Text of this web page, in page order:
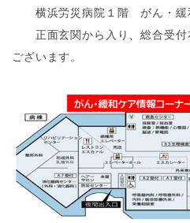
横浜労災病院１階 がん・緩
正面玄関から入り、総合受
ございます。